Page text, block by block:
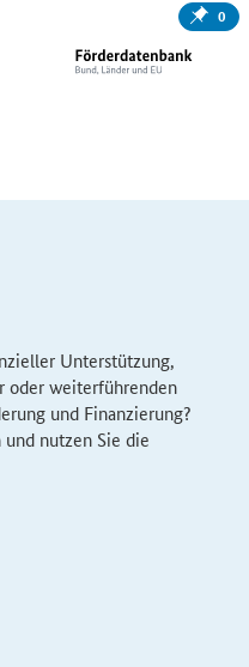
0
Unterstützung,
oder weiterführenden
und Finanzierung?
nutzen Sie die